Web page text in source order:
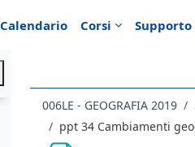
Calendario Corsi Supporto
006LE - GEOGRAFIA 2019
ppt 34 Cambiamenti